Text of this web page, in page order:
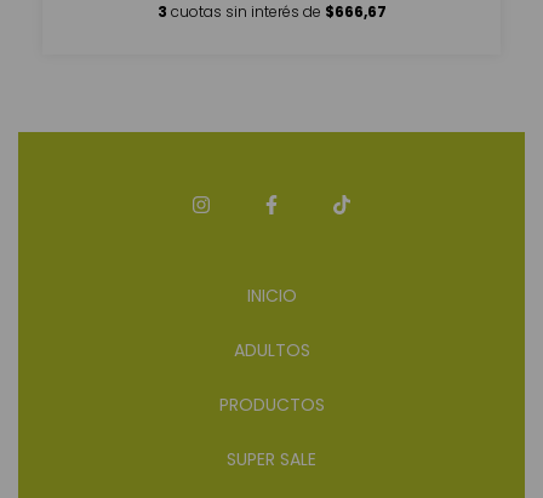
3 cuotas sin interés de $666,67
INICIO
ADULTOS
PRODUCTOS
SUPER SALE